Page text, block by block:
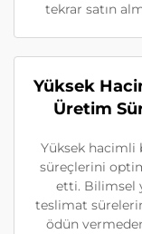
tekrar satın
Yüksek
Üretim
Yüksek
süreçlerini
etti. Bilimsel
teslimat
ödün